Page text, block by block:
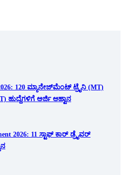
120 ಮ್ಯಾನೇಜ್‌ಮೆಂಟ್ ಟ್ರೈನಿ (MT)
ಹುದ್ದೆಗಳಿಗೆ ಅರ್ಜಿ ಆಹ್ವಾನ
2026: 11 ಸ್ಟಾಫ್ ಕಾರ್ ಡ್ರೈವರ್